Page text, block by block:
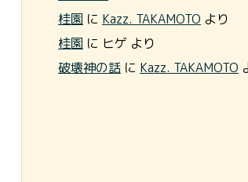
桂園 に Kazz. TAKAMOTO より
桂園 に ヒゲ より
破壊神の話 に Kazz. TAKAMOTO